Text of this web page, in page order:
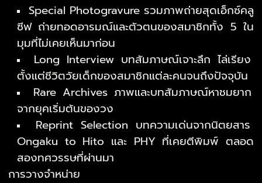
Special Photogravure รวมภาพถ่ายสุดเอ็กซ์คลู
ซีฟ ถ่ายทอดอารมณ์และตัวตนของสมาชิกทั้ง 5 ใน
มุมที่ไม่เคยเห็นมาก่อน
Long Interview บทสัมภาษณ์เจาะลึก ไล่เรียง
ตั้งแต่ชีวิตวัยเด็กของสมาชิกแต่ละคนจนถึงปัจจุบัน
Rare Archives ภาพและบทสัมภาษณ์หาชมยาก
จากยุคเริ่มต้นของวง
Reprint Selection บทความเด่นจากนิตยสาร
Ongaku to Hito และ PHY ที่เคยตีพิมพ์ ตลอด
สองทศวรรษที่ผ่านมา
การวางจำหน่าย